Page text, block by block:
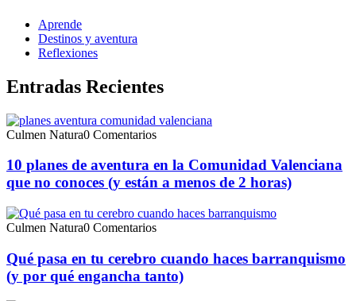
Aprende
Destinos y aventura
Reflexiones
Entradas Recientes
Culmen Natura0 Comentarios
10 planes de aventura en la Comunidad Valenciana
que no conoces (y están a menos de 2 horas)
Culmen Natura0 Comentarios
Qué pasa en tu cerebro cuando haces barranquismo
(y por qué engancha tanto)